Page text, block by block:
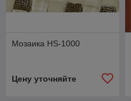
Мозаика HS-1000
Цену уточняйте